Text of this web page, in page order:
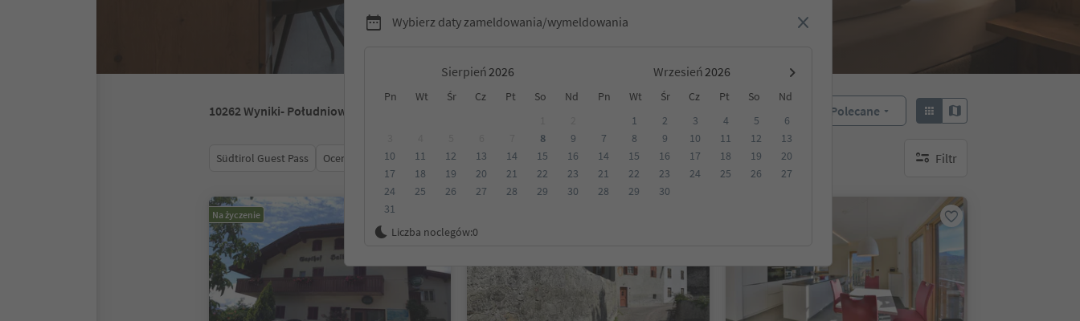
Wybierz daty zameldowania/wymeldowania
Sierpień Wrzesień
Pn Wt Śr Cz Pt So Nd Pn Wt Śr Cz Pt So
Nd
8
9
10
11 12 13 14 15
16
17
18 19 20 21 22
23
24
25 26 27 28 29
30
31
1 2 3 4 5
6
7
8 9 10 11 12
13
14
15 16 17 18 19
20
21
22 23 24 25 26
27
28
29 30
Liczba noclegów:0
10262Wyniki- Południowy Tyrol Polecane
Südtirol Guest Pass Ocena Kategoria Opcje wyżywienia Ekologiczne zakwaterowanie Filtr
brak aktywnych filtrów
Na życzenie